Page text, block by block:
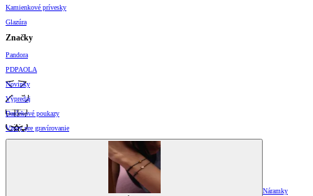
Kamienkové prívesky
Glazúra
Značky
Pandora
PDPAOLA
Novinky
Výpredaj
Darčekové poukazy
Vzory pre gravírovanie
Náramky